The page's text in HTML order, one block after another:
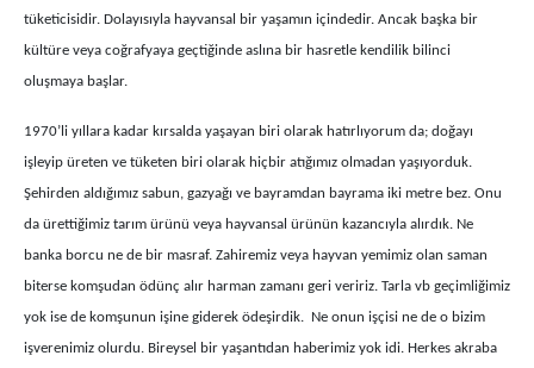
tüketicisidir. Dolayısıyla hayvansal bir yaşamın içindedir. Ancak başka bir
kültüre veya coğrafyaya geçtiğinde aslına bir hasretle kendilik bilinci
oluşmaya başlar.
1970’li yıllara kadar kırsalda yaşayan biri olarak hatırlıyorum da; doğayı
işleyip üreten ve tüketen biri olarak hiçbir atığımız olmadan yaşıyorduk.
Şehirden aldığımız sabun, gazyağı ve bayramdan bayrama iki metre bez. Onu
da ürettiğimiz tarım ürünü veya hayvansal ürünün kazancıyla alırdık. Ne
banka borcu ne de bir masraf. Zahiremiz veya hayvan yemimiz olan saman
biterse komşudan ödünç alır harman zamanı geri veririz. Tarla vb geçimliğimiz
yok ise de komşunun işine giderek ödeşirdik. Ne onun işçisi ne de o bizim
işverenimiz olurdu. Bireysel bir yaşantıdan haberimiz yok idi. Herkes akraba